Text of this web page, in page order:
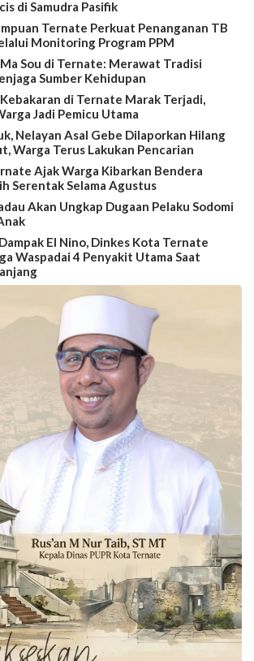
di Samudra Pasifik
Ternate Perkuat Penanganan TB
Monitoring Program PPM
Sou di Ternate: Merawat Tradisi
Sumber Kehidupan
di Ternate Marak Terjadi,
Jadi Pemicu Utama
Nelayan Asal Gebe Dilaporkan Hilang
Warga Terus Lakukan Pencarian
Ajak Warga Kibarkan Bendera
Serentak Selama Agustus
Akan Ungkap Dugaan Pelaku Sodomi
El Nino, Dinkes Kota Ternate
Waspadai 4 Penyakit Utama Saat